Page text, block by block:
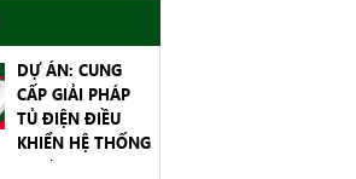
DỰ ÁN: CUNG
CẤP GIẢI PHÁP
TỦ ĐIỆN ĐIỀU
KHIỂN HỆ THỐNG
3 BƠM 22KW TẠI